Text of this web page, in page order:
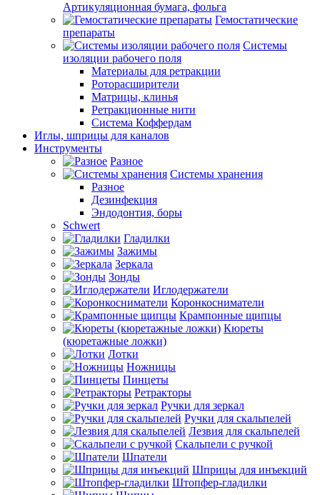
Артикуляционная бумага, фольга
Гемостатические
препараты
Системы
изоляции рабочего поля
Материалы для ретракции
Роторасширители
Матрицы, клинья
Ретракционные нити
Система Коффердам
Иглы, шприцы для каналов
Инструменты
Разное
Системы хранения
Разное
Дезинфекция
Эндодонтия, боры
Schwert
Гладилки
Зажимы
Зеркала
Зонды
Иглодержатели
Коронкосниматели
Крампонные щипцы
Кюреты
(кюретажные ложки)
Лотки
Ножницы
Пинцеты
Ретракторы
Ручки для зеркал
Ручки для скальпелей
Лезвия для скальпелей
Скальпели с ручкой
Шпатели
Шприцы для инъекций
Штопфер-гладилки